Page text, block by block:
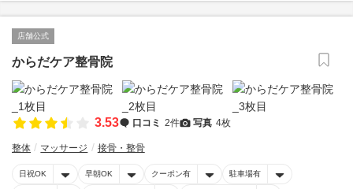
店舗公式
からだケア整骨院
3.53 口コミ 2件 写真 4枚
整体 マッサージ 接骨・整骨
日祝OK 早朝OK クーポン有 駐車場有